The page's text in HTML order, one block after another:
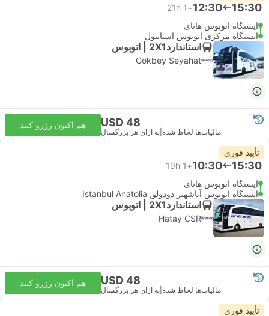
15:30
12:30
+1
21h
ایستگاه اتوبوس هاتای
ایستگاه مرکزی اتوبوس استانبول
استاندارد2X1 | اتوبوس
Gokbey Seyahat
USD 48
مالیات‌ها لحاظ شده به ازای هر بزرگسال
هم اکنون رزرو کنید
تأیید فوری
15:30
10:30
+1
19h
ایستگاه اتوبوس هاتای
ایستگاه اتوبوس آتاشهیر دودولو, Istanbul Anatolia
استاندارد2X1 | اتوبوس
Hatay CSR
USD 48
مالیات‌ها لحاظ شده به ازای هر بزرگسال
هم اکنون رزرو کنید
تأیید فوری